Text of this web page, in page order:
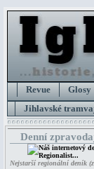
Revue Glosy
Jihlavské
Denní
Nejstarší regionální deník